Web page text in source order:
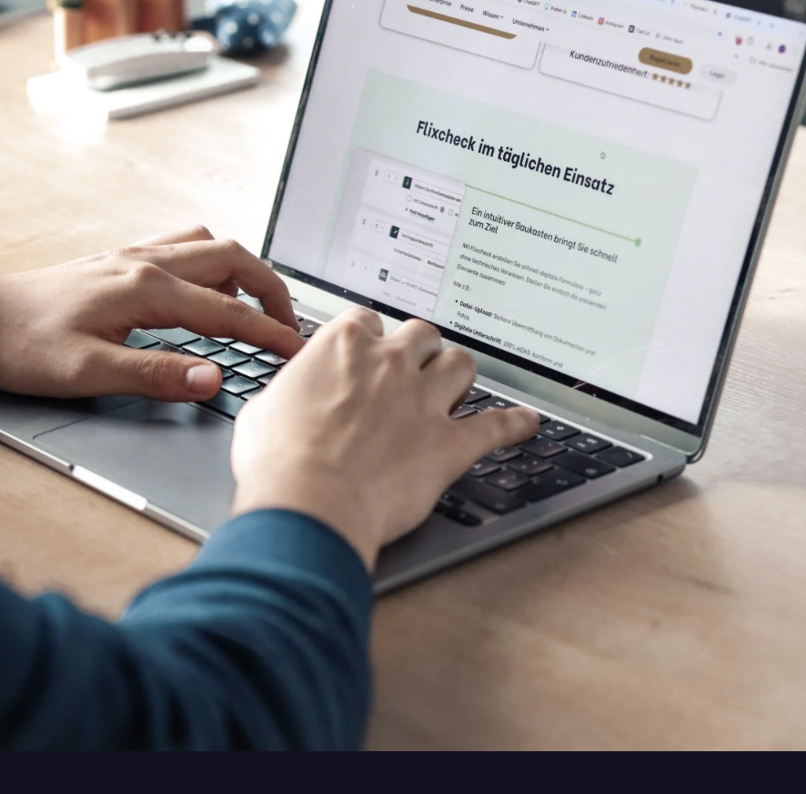
Branchen
Beispiel-Vorlagen: Schadenmeldung Kompakt, Schadenmeldung Erweitert, Antrag Lebensversicherung,
Aktualisierung.
Maklerbüro und Bestandsmanagement: Mieterselbstauskunft, Wohnungsbesichtigung,
Schlüsselübergabe-Quittung.